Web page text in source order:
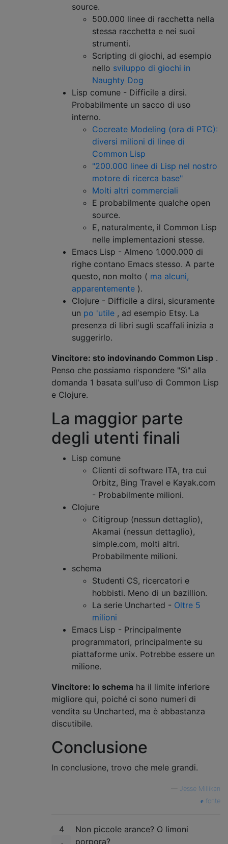
source.
500.000 linee di racchetta nella
stessa racchetta e nei suoi
strumenti.
Scripting di giochi, ad esempio
nello sviluppo di giochi in
Naughty Dog
Lisp comune - Difficile a dirsi.
Probabilmente un sacco di uso
interno.
Cocreate Modeling (ora di PTC):
diversi milioni di linee di
Common Lisp
"200.000 linee di Lisp nel nostro
motore di ricerca base"
Molti altri commerciali
E probabilmente qualche open
source.
E, naturalmente, il Common Lisp
nelle implementazioni stesse.
Emacs Lisp - Almeno 1.000.000 di
righe contano Emacs stesso. A parte
questo, non molto ( ma alcuni,
apparentemente ).
Clojure - Difficile a dirsi, sicuramente
un po 'utile , ad esempio Etsy. La
presenza di libri sugli scaffali inizia a
suggerirlo.
Vincitore: sto indovinando Common Lisp .
Penso che possiamo rispondere "Sì" alla
domanda 1 basata sull'uso di Common Lisp
e Clojure.
La maggior parte
degli utenti finali
Lisp comune
Clienti di software ITA, tra cui
Orbitz, Bing Travel e Kayak.com
- Probabilmente milioni.
Clojure
Citigroup (nessun dettaglio),
Akamai (nessun dettaglio),
simple.com, molti altri.
Probabilmente milioni.
schema
Studenti CS, ricercatori e
hobbisti. Meno di un bazillion.
La serie Uncharted - Oltre 5
milioni
Emacs Lisp - Principalmente
programmatori, principalmente su
piattaforme unix. Potrebbe essere un
milione.
Vincitore: lo schema ha il limite inferiore
migliore qui, poiché ci sono numeri di
vendita su Uncharted, ma è abbastanza
discutibile.
Conclusione
In conclusione, trovo che mele grandi.
Jesse Millikan
fonte
4
Non piccole arance? O limoni
porpora?